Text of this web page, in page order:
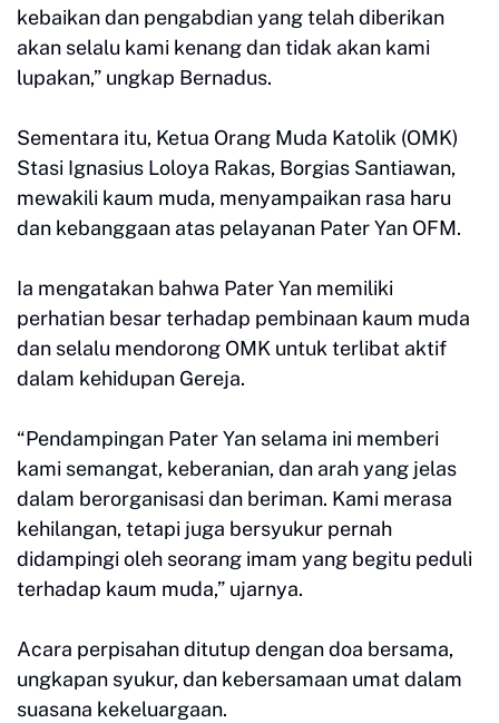
kebaikan dan pengabdian yang telah diberikan
akan selalu kami kenang dan tidak akan kami
lupakan,” ungkap Bernadus.
Sementara itu, Ketua Orang Muda Katolik (OMK)
Stasi Ignasius Loloya Rakas, Borgias Santiawan,
mewakili kaum muda, menyampaikan rasa haru
dan kebanggaan atas pelayanan Pater Yan OFM.
Ia mengatakan bahwa Pater Yan memiliki
perhatian besar terhadap pembinaan kaum muda
dan selalu mendorong OMK untuk terlibat aktif
dalam kehidupan Gereja.
“Pendampingan Pater Yan selama ini memberi
kami semangat, keberanian, dan arah yang jelas
dalam berorganisasi dan beriman. Kami merasa
kehilangan, tetapi juga bersyukur pernah
didampingi oleh seorang imam yang begitu peduli
terhadap kaum muda,” ujarnya.
Acara perpisahan ditutup dengan doa bersama,
ungkapan syukur, dan kebersamaan umat dalam
suasana kekeluargaan.